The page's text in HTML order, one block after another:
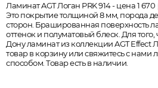
Ламинат AGT Логан PRK 914 - цена 1 670
Это покрытие толщиной 8 мм, порода
сторон. Брашированная поверхность
оттенок и полуматовый блеск. Для
Дону ламинат из коллекции AGT Effect
товар в корзину или свяжитесь с
способом. Товар есть в наличии.